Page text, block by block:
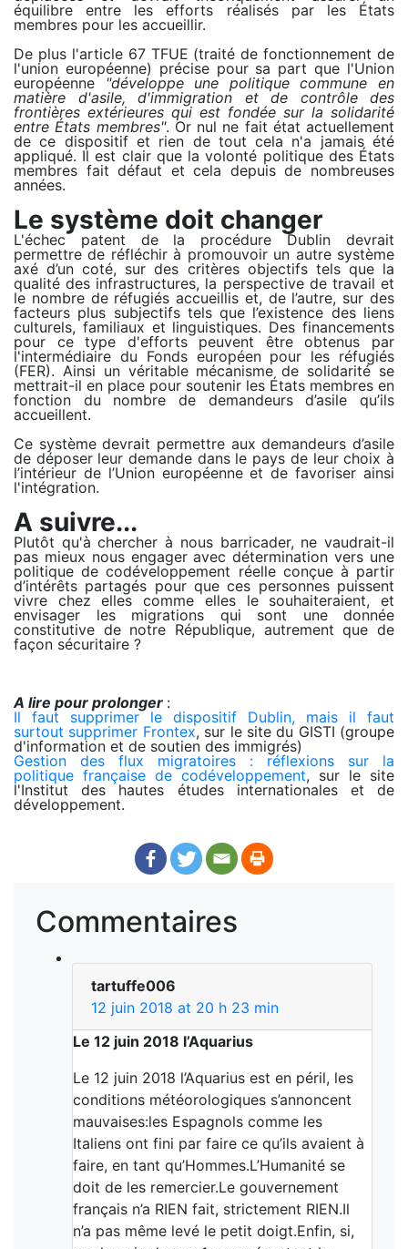
équilibre entre les efforts réalisés par les États
membres pour les accueillir.
De plus l'article 67 TFUE (traité de fonctionnement de
l'union européenne) précise pour sa part que l'Union
européenne "développe une politique commune en
matière d'asile, d'immigration et de contrôle des
frontières extérieures qui est fondée sur la solidarité
entre États membres". Or nul ne fait état actuellement
de ce dispositif et rien de tout cela n'a jamais été
appliqué. Il est clair que la volonté politique des États
membres fait défaut et cela depuis de nombreuses
années.
Le système doit changer
L'échec patent de la procédure Dublin devrait
permettre de réfléchir à promouvoir un autre système
axé d’un coté, sur des critères objectifs tels que la
qualité des infrastructures, la perspective de travail et
le nombre de réfugiés accueillis et, de l’autre, sur des
facteurs plus subjectifs tels que l’existence des liens
culturels, familiaux et linguistiques. Des financements
pour ce type d'efforts peuvent être obtenus par
l'intermédiaire du Fonds européen pour les réfugiés
(FER). Ainsi un véritable mécanisme de solidarité se
mettrait-il en place pour soutenir les États membres en
fonction du nombre de demandeurs d’asile qu’ils
accueillent.
Ce système devrait permettre aux demandeurs d’asile
de déposer leur demande dans le pays de leur choix à
l’intérieur de l’Union européenne et de favoriser ainsi
l'intégration.
A suivre...
Plutôt qu'à chercher à nous barricader, ne vaudrait-il
pas mieux nous engager avec détermination vers une
politique de codéveloppement réelle conçue à partir
d’intérêts partagés pour que ces personnes puissent
vivre chez elles comme elles le souhaiteraient, et
envisager les migrations qui sont une donnée
constitutive de notre République, autrement que de
façon sécuritaire ?
A lire pour prolonger :
Il faut supprimer le dispositif Dublin, mais il faut
surtout supprimer Frontex, sur le site du GISTI (groupe
d'information et de soutien des immigrés)
Gestion des flux migratoires : réflexions sur la
politique française de codéveloppement, sur le site
l'Institut des hautes études internationales et de
développement.
Commentaires
tartuffe006
12 juin 2018 at 20 h 23 min
Le 12 juin 2018 l’Aquarius
Le 12 juin 2018 l’Aquarius est en péril, les
conditions météorologiques s’annoncent
mauvaises:les Espagnols comme les
Italiens ont fini par faire ce qu’ils avaient à
faire, en tant qu’Hommes.L’Humanité se
doit de les remercier.Le gouvernement
français n’a RIEN fait, strictement RIEN.Il
n’a pas même levé le petit doigt.Enfin, si,